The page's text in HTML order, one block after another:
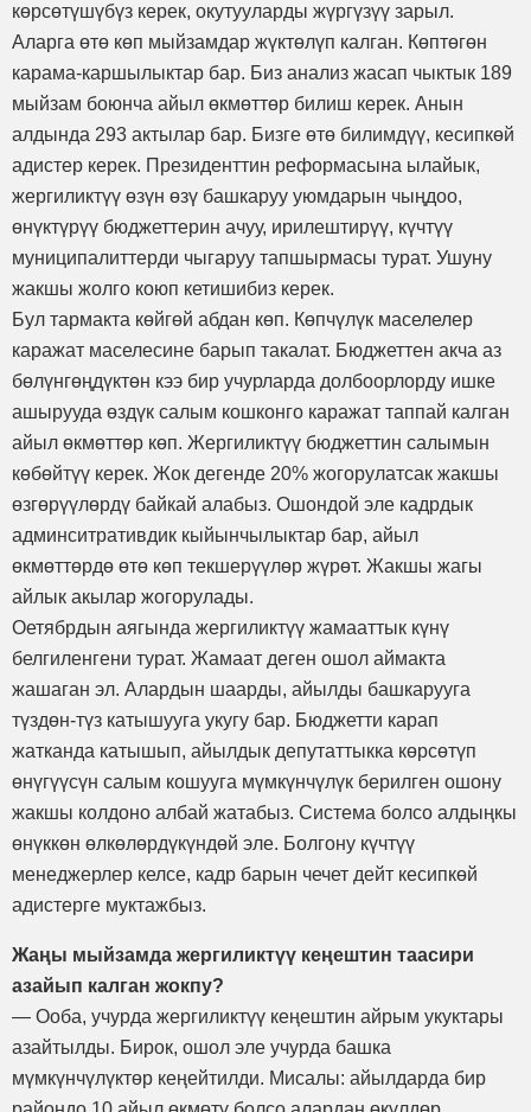
көрсөтүшүбүз керек, окутууларды жүргүзүү зарыл.
Аларга өтө көп мыйзамдар жүктөлүп калган. Көптөгөн
карама-каршылыктар бар. Биз анализ жасап чыктык 189
мыйзам боюнча айыл өкмөттөр билиш керек. Анын
алдында 293 актылар бар. Бизге өтө билимдүү, кесипкөй
адистер керек. Президенттин реформасына ылайык,
жергиликтүү өзүн өзү башкаруу уюмдарын чыңдоо,
өнүктүрүү бюджеттерин ачуу, ирилештирүү, күчтүү
муниципалиттерди чыгаруу тапшырмасы турат. Ушуну
жакшы жолго коюп кетишибиз керек.
Бул тармакта көйгөй абдан көп. Көпчүлүк маселелер
каражат маселесине барып такалат. Бюджеттен акча аз
бөлүнгөңдүктөн кээ бир учурларда долбоорлорду ишке
ашырууда өздүк салым кошконго каражат таппай калган
айыл өкмөттөр көп. Жергиликтүү бюджеттин салымын
көбөйтүү керек. Жок дегенде 20% жогорулатсак жакшы
өзгөрүүлөрдү байкай алабыз. Ошондой эле кадрдык
админситративдик кыйынчылыктар бар, айыл
өкмөттөрдө өтө көп текшерүүлөр жүрөт. Жакшы жагы
айлык акылар жогорулады.
Оетябрдын аягында жергиликтүү жамааттык күнү
белгиленгени турат. Жамаат деген ошол аймакта
жашаган эл. Алардын шаарды, айылды башкарууга
түздөн-түз катышууга укугу бар. Бюджетти карап
жатканда катышып, айылдык депутаттыкка көрсөтүп
өнүгүүсүн салым кошууга мүмкүнчүлүк берилген ошону
жакшы колдоно албай жатабыз. Система болсо алдыңкы
өнүккөн өлкөлөрдүкүндөй эле. Болгону күчтүү
менеджерлер келсе, кадр барын чечет дейт кесипкөй
адистерге муктажбыз.
Жаңы мыйзамда жергиликтүү кеңештин таасири
азайып калган жокпу?
— Ооба, учурда жергиликтүү кеңештин айрым укуктары
азайтылды. Бирок, ошол эле учурда башка
мүмкүнчүлүктөр кеңейтилди. Мисалы: айылдарда бир